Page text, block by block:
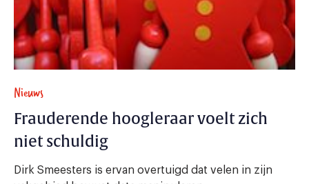
Nieuws
Frauderende hoogleraar voelt zich
niet schuldig
Dirk Smeesters is ervan overtuigd dat velen in zijn